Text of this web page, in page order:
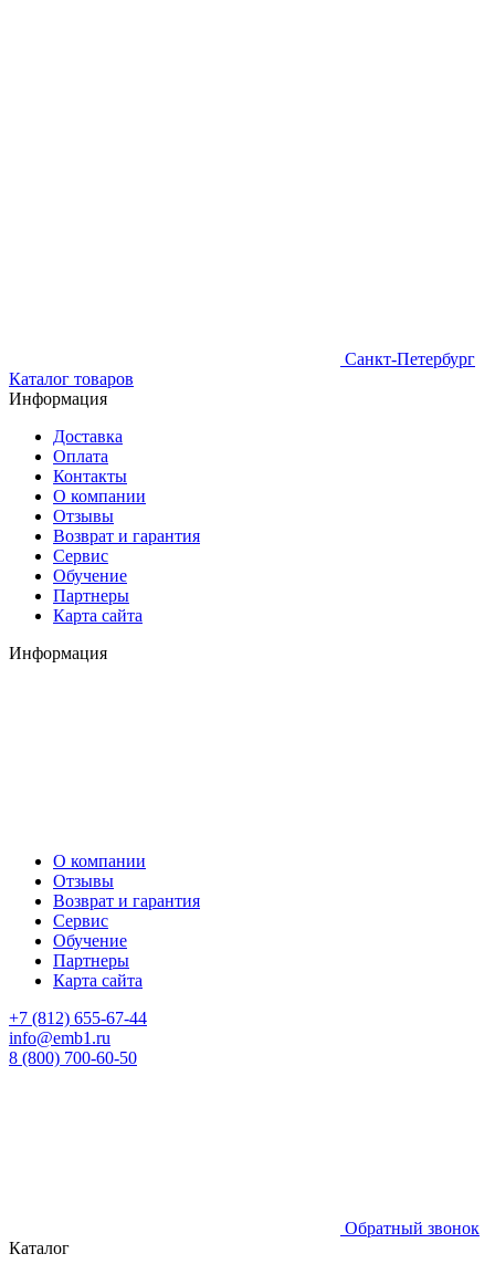
Санкт-Петербург
Каталог товаров
Информация
Доставка
Оплата
Контакты
О компании
Отзывы
Возврат и гарантия
Сервис
Обучение
Партнеры
Карта сайта
Информация
О компании
Отзывы
Возврат и гарантия
Сервис
Обучение
Партнеры
Карта сайта
+7 (812) 655-67-44
info@emb1.ru
8 (800) 700-60-50
Обратный звонок
Каталог